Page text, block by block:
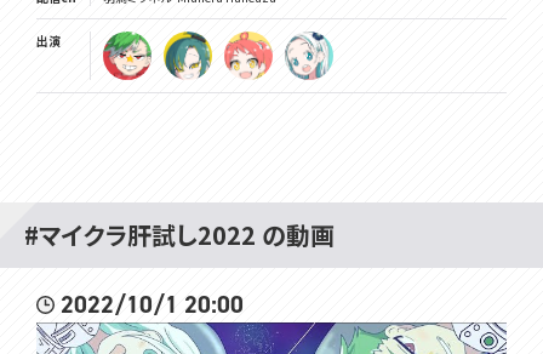
出演
#マイクラ肝試し2022 の動画
2022/10/1 20:00